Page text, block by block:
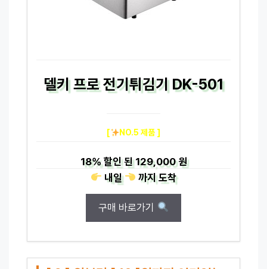
델키 프로 전기튀김기 DK-501
[ NO.5 제품 ]
18%할인 된129,000 원
내일
까지도착
구매 바로가기